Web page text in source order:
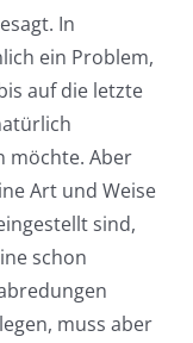
In
ein Problem,
auf die letzte
möchte. Aber
Art und Weise
sind,
schon
muss aber